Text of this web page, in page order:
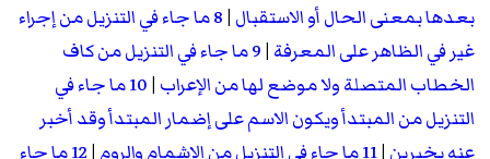
بعدها بمعنى الحال أو الاستقبال |
8 ما جاء في التنزيل من إجراء
غير في الظاهر على المعرفة |
9 ما جاء في التنزيل من كاف
الخطاب المتصلة ولا موضع لها من الإعراب |
10 ما جاء في
التنزيل من المبتدأ ويكون الاسم على إضمار المبتدأ وقد أخبر
عنه بخبرين |11 ما جاء في التنزيل من الاشمام والروم | 12 ما جاء